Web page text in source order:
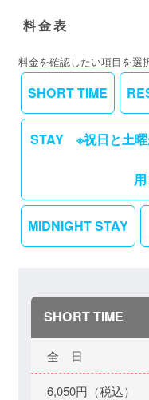
料金表
料金を確認したい項目を選
SHORT TIME
STAY ※祝日と土曜
MIDNIGHT STAY
SHORT TIME
全 日
6,050円（税込）